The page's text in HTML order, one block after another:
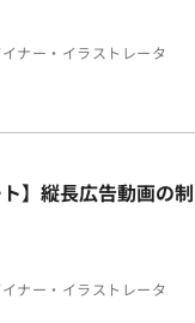
ナー・イラストレータ
】縦長広告動画の制
ナー・イラストレータ